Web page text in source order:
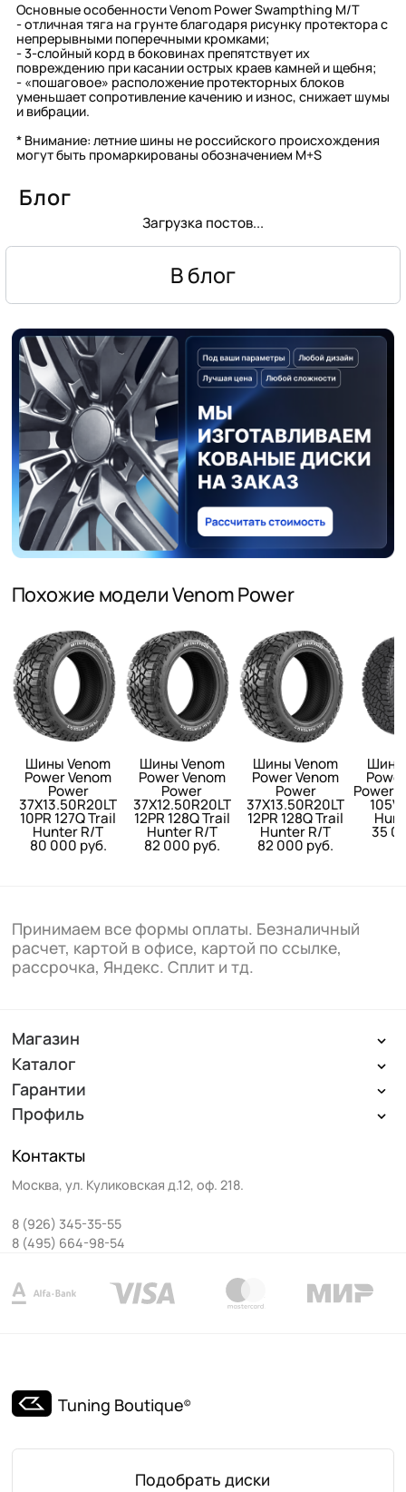
Основные особенности Venom Power Swampthing M/T
- отличная тяга на грунте благодаря рисунку протектора с
непрерывными поперечными кромками;
- 3-слойный корд в боковинах препятствует их
повреждению при касании острых краев камней и щебня;
- «пошаговое» расположение протекторных блоков
уменьшает сопротивление качению и износ, снижает шумы
и вибрации.
* Внимание: летние шины не российского происхождения
могут быть промаркированы обозначением M+S
Блог
Загрузка постов...
В блог
Похожие модели Venom Power
Шины Venom
Power Venom
Power
37X13.50R20LT
10PR 127Q Trail
Hunter R/T
80 000 руб.
Шины Venom
Power Venom
Power
37X12.50R20LT
12PR 128Q Trail
Hunter R/T
82 000 руб.
Шины Venom
Power Venom
Power
37X13.50R20LT
12PR 128Q Trail
Hunter R/T
82 000 руб.
Шины
Power
105V
35
Принимаем все формы оплаты. Безналичный
расчет, картой в офисе, картой по ссылке,
рассрочка, Яндекс. Сплит и тд.
Магазин
Каталог
Гарантии
Профиль
Контакты
Москва, ул. Куликовская д.12, оф. 218.
8 (926) 345-35-55
8 (495) 664-98-54
Tuning Boutique©
Подобрать диски